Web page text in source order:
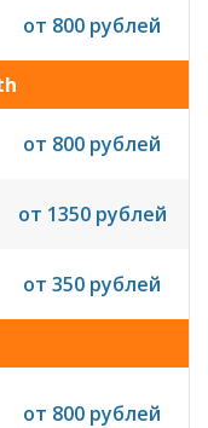
от 800 рублей
от 800 рублей
от 1350 рублей
от 350 рублей
от 800 рублей